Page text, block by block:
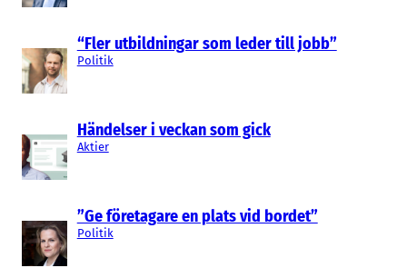
“Fler utbildningar som leder till jobb”
Politik
Händelser i veckan som gick
Aktier
”Ge företagare en plats vid bordet”
Politik